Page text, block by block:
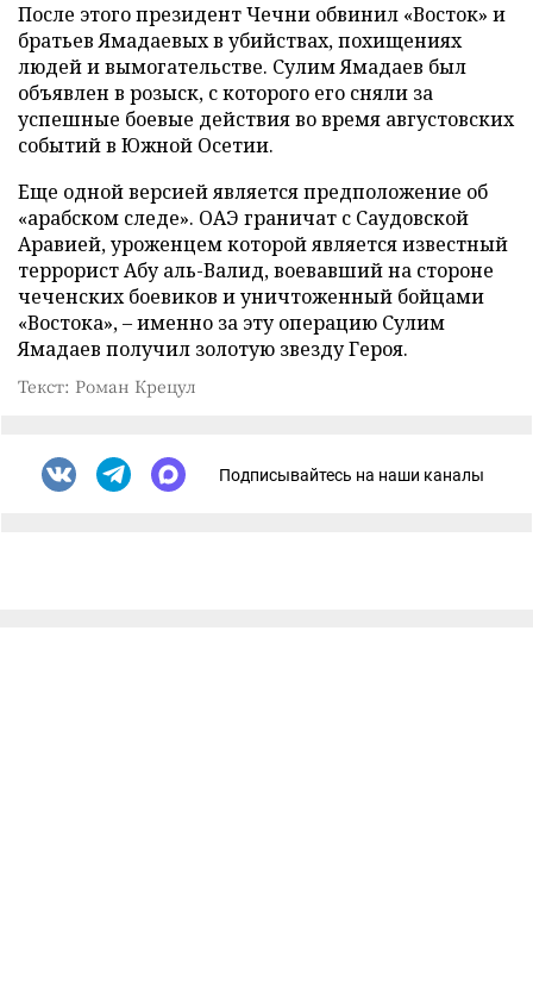
После этого президент Чечни обвинил «Восток» и
братьев Ямадаевых в убийствах, похищениях
людей и вымогательстве. Сулим Ямадаев был
объявлен в розыск, с которого его сняли за
успешные боевые действия во время августовских
событий в Южной Осетии.
Еще одной версией является предположение об
«арабском следе». ОАЭ граничат с Саудовской
Аравией, уроженцем которой является известный
террорист Абу аль-Валид, воевавший на стороне
чеченских боевиков и уничтоженный бойцами
«Востока», – именно за эту операцию Сулим
Ямадаев получил золотую звезду Героя.
Текст: Роман Крецул
Подписывайтесь на наши каналы